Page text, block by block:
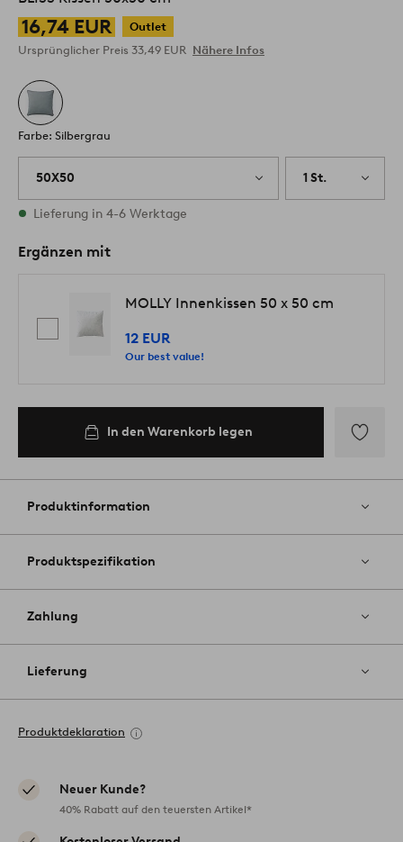
16,74 EUR
Outlet
Ursprünglicher Preis 33,49 EUR Nähere Infos
Farbe: Silbergrau
50X50 1 St.
Vorrätig
Lieferung in 4-6 Werktage
Ergänzen mit
MOLLY Innenkissen 50 x 50 cm
12 EUR
Our best value!
In den Warenkorb legen
Favoriten
Produktinformation
Produktspezifikation
Zahlung
Lieferung
Produktdeklaration
Neuer Kunde?
40% Rabatt auf den teuersten Artikel*